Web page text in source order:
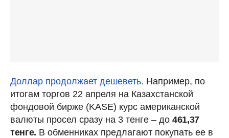
Доллар продолжает дешеветь. Например, по
итогам торгов 22 апреля на Казахстанской
фондовой бирже (KASE) курс американской
валюты просел сразу на 3 тенге – до 461,37
тенге. В обменниках предлагают покупать ее в